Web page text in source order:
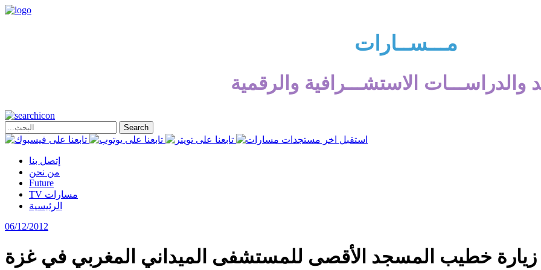
مـــســارات
والدراســـات الاستشـــرافية والرقمية
إتصل بنا
من نحن
Future
TV مسارات
الرئيسية
06/12/2012
زيارة خطيب المسجد الأقصى للمستشفى الميداني المغربي في غزة